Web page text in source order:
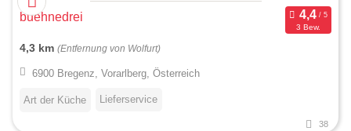
buehnedrei
3 Bew.
4,3 km (Entfernung von Wolfurt)
6900 Bregenz, Vorarlberg, Österreich
Art der Küche Lieferservice
38